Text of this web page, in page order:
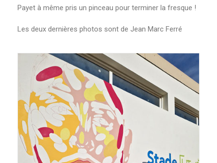
Payet à même pris un pinceau pour terminer la fresque !
Les deux dernières photos sont de Jean Marc Ferré